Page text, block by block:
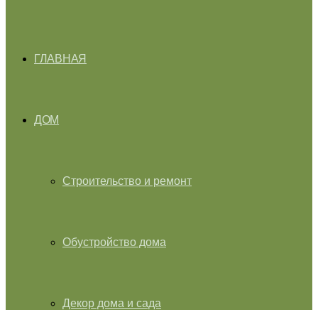
ГЛАВНАЯ
ДОМ
Строительство и ремонт
Обустройство дома
Декор дома и сада